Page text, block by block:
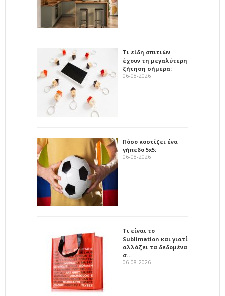
Τι είδη σπιτιών
έχουν τη μεγαλύτερη
ζήτηση σήμερα;
06-08-2026
Πόσο κοστίζει ένα
γήπεδο 5x5;
06-08-2026
Τι είναι το
Sublimation και γιατί
αλλάζει τα δεδομένα
σ…
06-08-2026